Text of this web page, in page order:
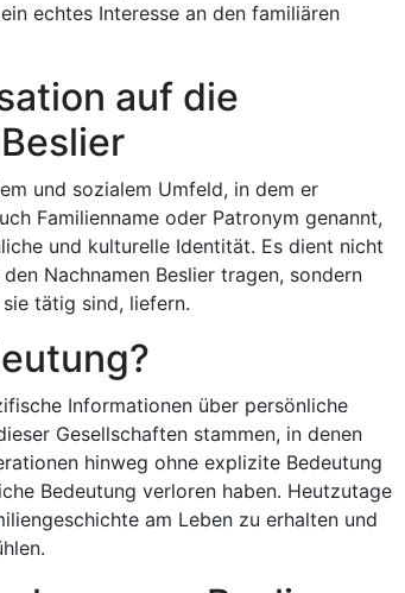
echtes Interesse an den familiären
auf die
und sozialem Umfeld, in dem er
Familienname oder Patronym genannt,
und kulturelle Identität. Es dient nicht
Nachnamen Beslier tragen, sondern
tätig sind, liefern.
Informationen über persönliche
Gesellschaften stammen, in denen
hinweg ohne explizite Bedeutung
Bedeutung verloren haben. Heutzutage
am Leben zu erhalten und